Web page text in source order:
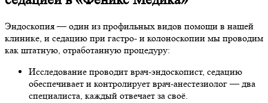
Эндоскопия — один из профильных видов помощи в нашей
клинике, и седацию при гастро- и колоноскопии мы проводим
как штатную, отработанную процедуру:
Исследование проводит врач-эндоскопист, седацию
обеспечивает и контролирует врач-анестезиолог — два
специалиста, каждый отвечает за своё.